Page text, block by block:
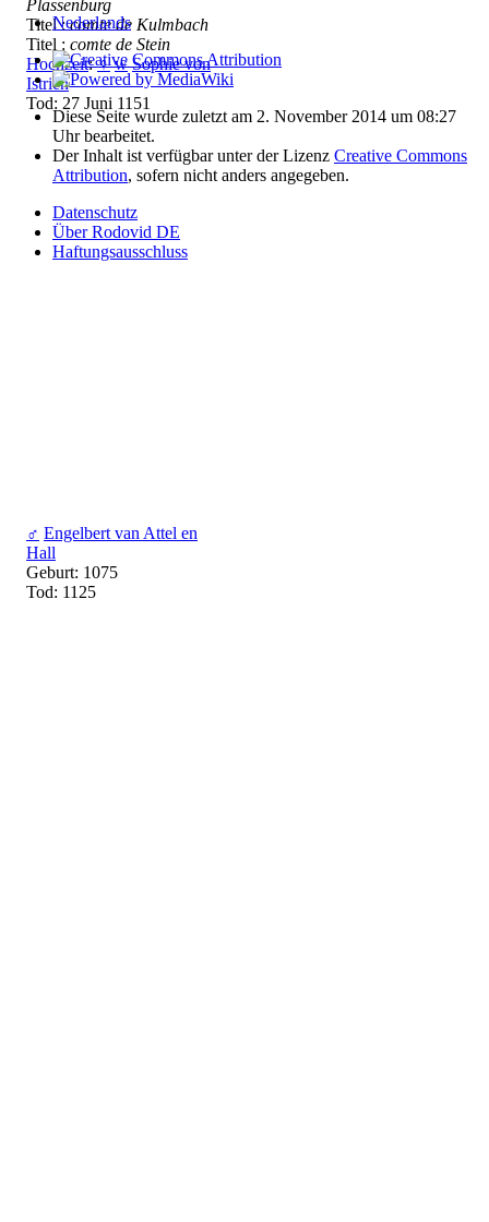
Plassenburg
Titel :comte de Kulmbach
Titel : comte de Stein
Hochzeit:♀ w Sophie von
Istrien
Tod: 27 Juni 1151
♂ Engelbert van Attel en
Hall
Geburt: 1075
Tod: 1125
Nederlands
Diese Seite wurde zuletzt am 2. November 2014 um 08:27
Uhr bearbeitet.
Der Inhalt ist verfügbar unter der Lizenz Creative Commons
Attribution, sofern nicht anders angegeben.
Datenschutz
Über Rodovid DE
Haftungsausschluss